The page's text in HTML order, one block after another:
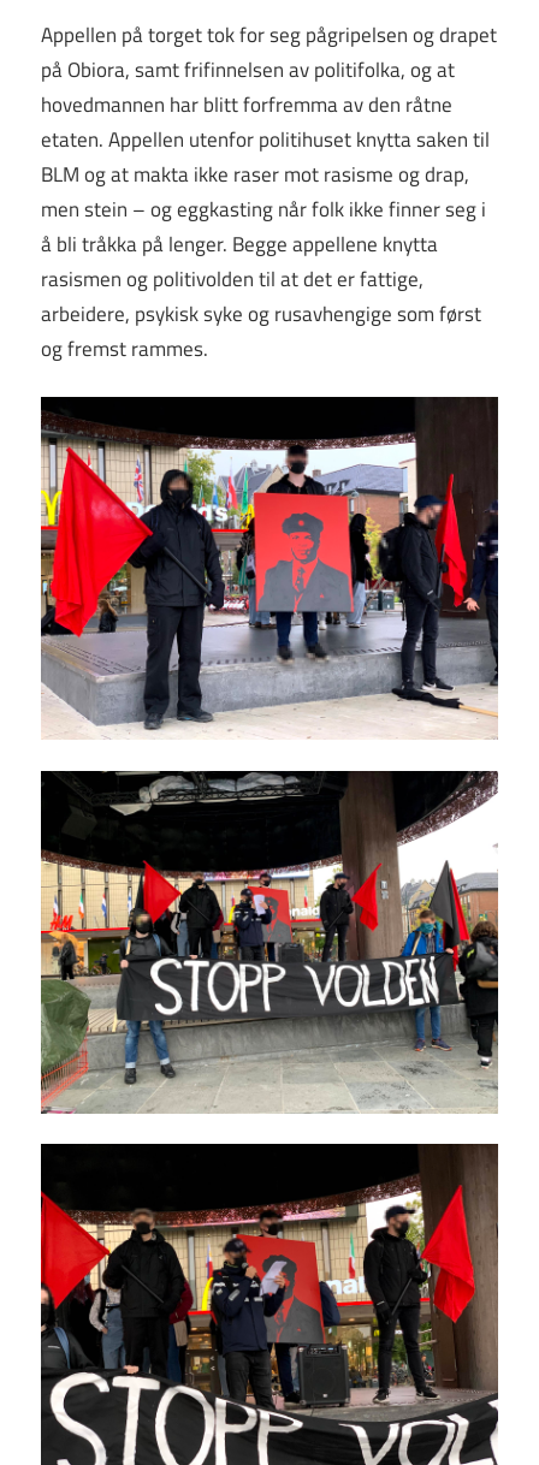
Appellen på torget tok for seg pågripelsen og drapet
på Obiora, samt frifinnelsen av politifolka, og at
hovedmannen har blitt forfremma av den råtne
etaten. Appellen utenfor politihuset knytta saken til
BLM og at makta ikke raser mot rasisme og drap,
men stein – og eggkasting når folk ikke finner seg i
å bli tråkka på lenger. Begge appellene knytta
rasismen og politivolden til at det er fattige,
arbeidere, psykisk syke og rusavhengige som først
og fremst rammes.